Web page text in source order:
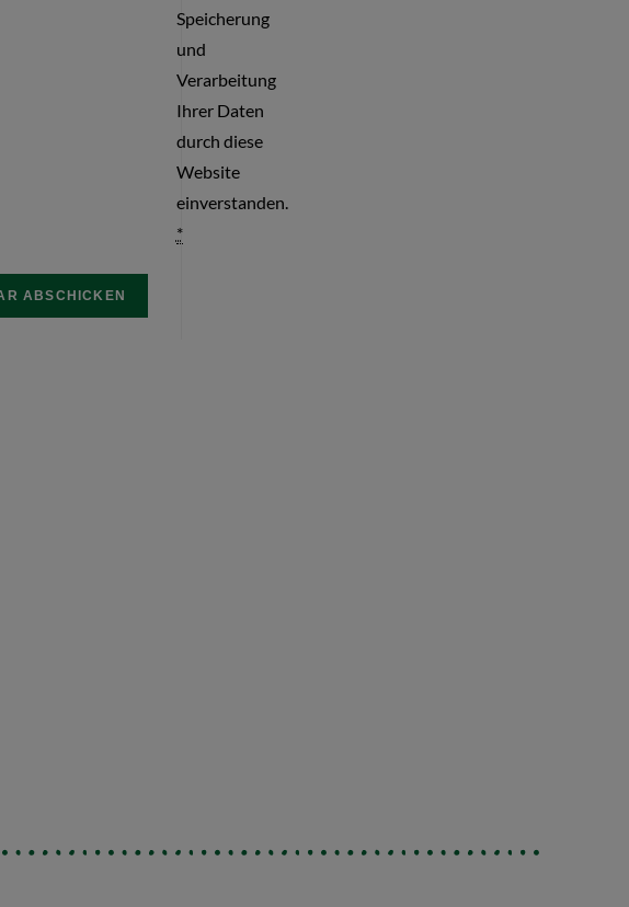
Speicherung
und
Verarbeitung
Ihrer Daten
durch diese
Website
einverstanden.
*